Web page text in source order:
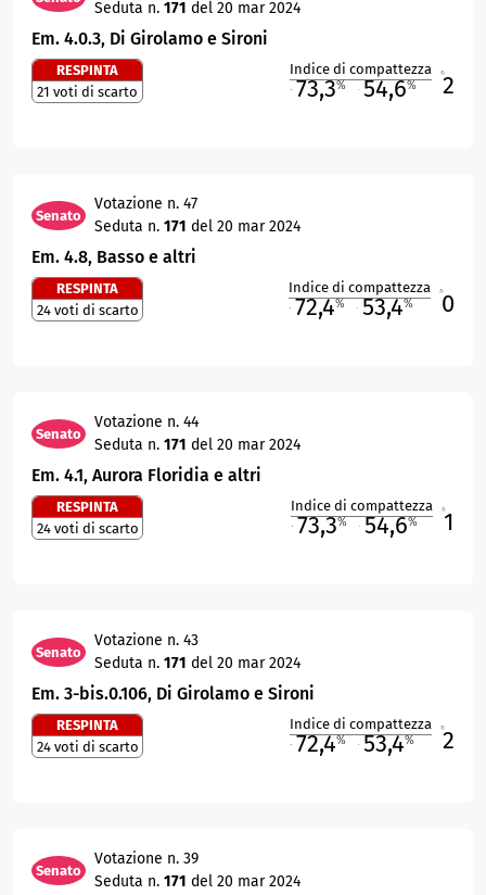
Seduta n. 171 del 20 mar 2024
Em. 4.0.3, Di Girolamo e Sironi
RESPINTA
21 voti di scarto
Indice di compattezza
73,3% 54,6% 2
Senato
Votazione n. 47
Seduta n. 171 del 20 mar 2024
Em. 4.8, Basso e altri
RESPINTA
24 voti di scarto
Indice di compattezza
72,4% 53,4% 0
Senato
Votazione n. 44
Seduta n. 171 del 20 mar 2024
Em. 4.1, Aurora Floridia e altri
RESPINTA
24 voti di scarto
Indice di compattezza
73,3% 54,6% 1
Senato
Votazione n. 43
Seduta n. 171 del 20 mar 2024
Em. 3-bis.0.106, Di Girolamo e Sironi
RESPINTA
24 voti di scarto
Indice di compattezza
72,4% 53,4% 2
Senato
Votazione n. 39
Seduta n. 171 del 20 mar 2024